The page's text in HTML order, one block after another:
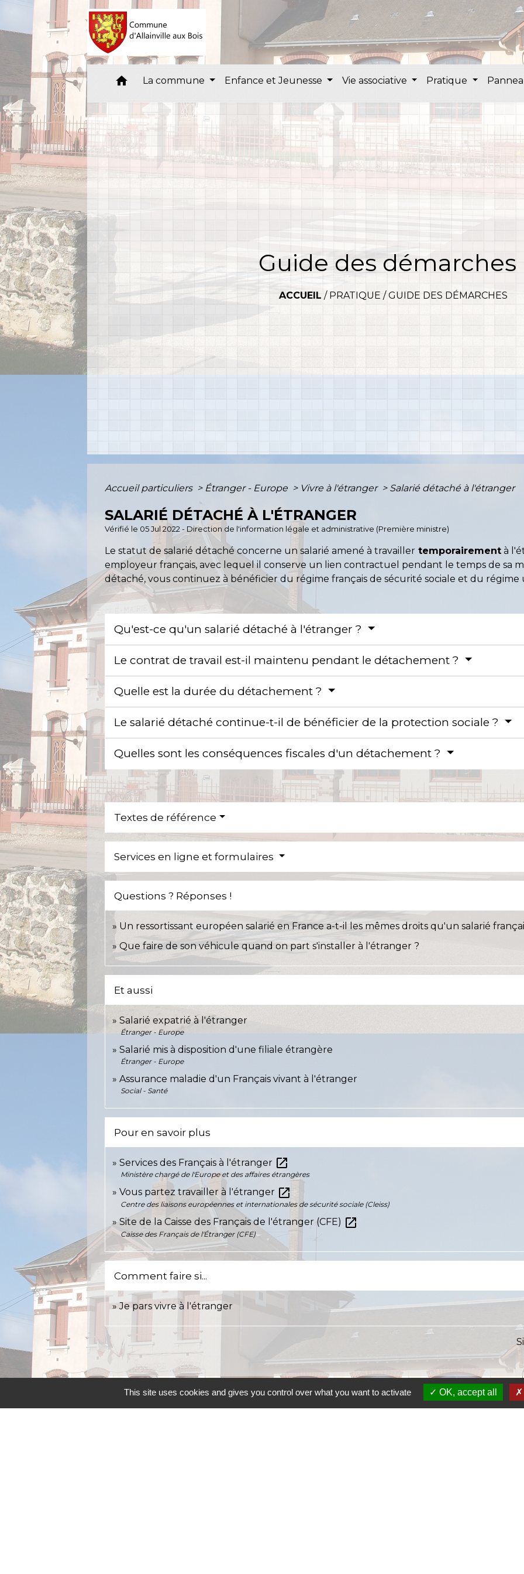
home La commune Enfance et Jeunesse Vie associative Pratique
Guide des démarches
ACCUEIL / PRATIQUE /GUIDE DES DÉMARCHES
Accueil particuliers > Étranger - Europe > Vivre à l'étranger > Salarié détaché à l'étranger
SALARIÉ DÉTACHÉ À L'ÉTRANGER
Vérifié le 05 Jul 2022 - Direction de l'information légale et administrative (Première ministre)
Le statut de salarié détaché concerne un salarié amené à travailler temporairement à
employeur français, avec lequel il conserve un lien contractuel pendant le temps de sa
détaché, vous continuez à bénéficier du régime français de sécurité sociale et du régime
Qu'est-ce qu'un salarié détaché à l'étranger ?
Le contrat de travail est-il maintenu pendant le détachement ?
Quelle est la durée du détachement ?
Le salarié détaché continue-t-il de bénéficier de la protection sociale ?
Quelles sont les conséquences fiscales d'un détachement ?
Textes de référence
Services en ligne et formulaires
Questions ? Réponses !
Un ressortissant européen salarié en France a-t-il les mêmes droits qu'un salarié
Que faire de son véhicule quand on part s'installer à l'étranger ?
Et aussi
Salarié expatrié à l'étranger
Étranger - Europe
Salarié mis à disposition d'une filiale étrangère
Étranger - Europe
Assurance maladie d'un Français vivant à l'étranger
Social - Santé
Pour en savoir plus
Services des Français à l'étranger open_in_new
Ministère chargé de l'Europe et des affaires étrangères
Vous partez travailler à l'étranger open_in_new
Centre des liaisons européennes et internationales de sécurité sociale (Cleiss)
Site de la Caisse des Français de l'étranger (CFE) open_in_new
Caisse des Français de l'Étranger (CFE)
Comment faire si...
Je pars vivre à l'étranger
This site uses cookies and gives you control over what you want to activate OK, accept all